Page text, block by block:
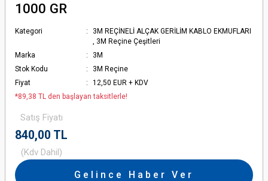
1000 GR
Kategori
3M REÇİNELİ ALÇAK GERİLİM KABLO EKMUFLARI
, 3M Reçine Çeşitleri
Marka
3M
Stok Kodu
3M Reçine
Fiyat
12,50 EUR + KDV
*89,38 TL den başlayan taksitlerle!
Satış Fiyatı
840,00 TL
(Kdv Dahil)
Gelince Haber Ver